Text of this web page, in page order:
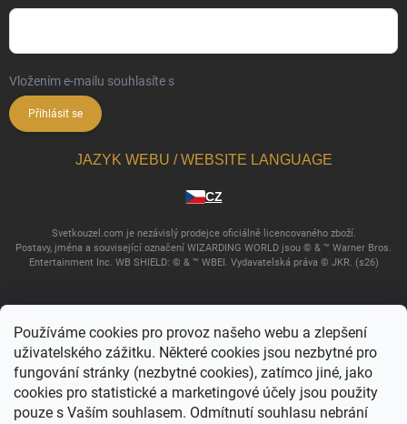
Používáme cookies pro provoz našeho webu a zlepšení
uživatelského zážitku. Některé cookies jsou nezbytné pro
fungování stránky (nezbytné cookies), zatímco jiné, jako
cookies pro statistické a marketingové účely jsou použity
pouze s Vaším souhlasem. Odmítnutí souhlasu nebrání
Vložením e-mailu souhlasíte s
Přihlásit se
JAZYK WEBU / WEBSITE LANGUAGE
CZ
Svetkouzel.com je nezávislý prodejce oficiálně licencovaného zboží.
Postavy, jména a související označení WIZARDING WORLD jsou © & ™ Warner Bros.
Entertainment Inc. WB SHIELD: © & ™ WBEI. Vydavatelská práva © JKR. (s26)